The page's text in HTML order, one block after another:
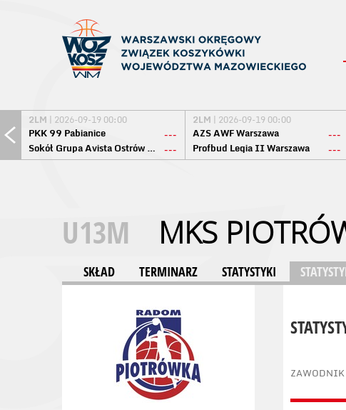
2LM | 2026-09-19 00:00
PKK 99 Pabianice
---
Sokół Grupa Avista Ostrów Maz. ---
2LM | 2026-09-19 00:00
AZS AWF Warszawa
---
Profbud Legia II Warszawa
---
U13M MKS
SKŁAD TERMINARZ STATYSTYKI
ZAWODNIK